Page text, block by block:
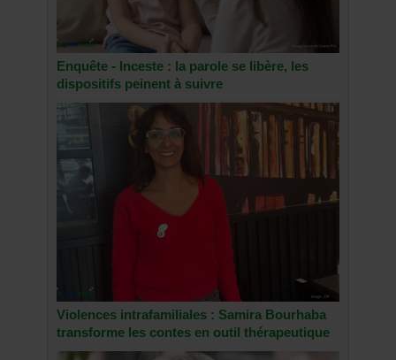
Enquête - Inceste : la parole se libère, les
dispositifs peinent à suivre
Violences intrafamiliales : Samira Bourhaba
transforme les contes en outil thérapeutique